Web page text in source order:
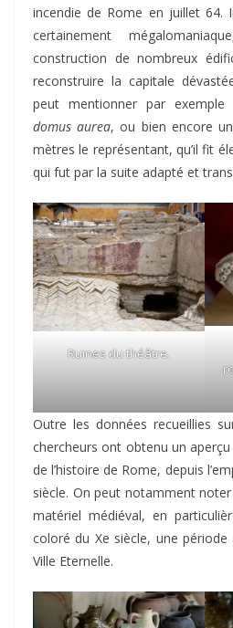
incendie de Rome en juillet 64.
certainement
construction de nombreux
reconstruire la capitale
peut mentionner par
domus aurea, ou bien encore
mètres le représentant, qu’il fit
qui fut par la suite adapté et
Ruines du théâtre.
Outre les données recueillies
chercheurs ont obtenu un
de l’histoire de Rome, depuis
siècle. On peut notamment noter
matériel médiéval, en
coloré du Xe siècle, une
Ville Eternelle.